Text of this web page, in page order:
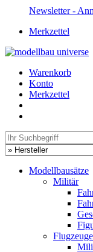
Newsletter -
Merkzettel
Warenkorb
Konto
Merkzettel
Modellbausätze
Militär
Flugzeuge